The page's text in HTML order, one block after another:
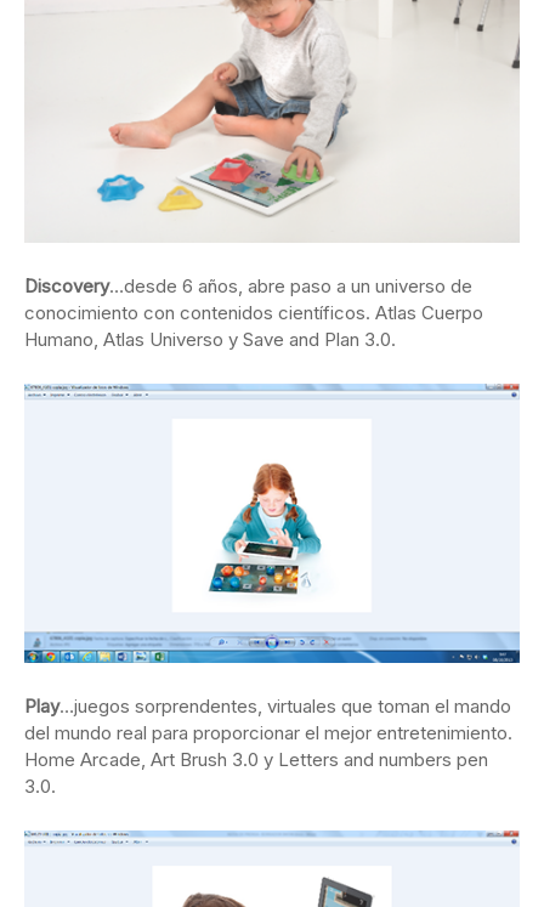
Discovery…desde 6 años, abre paso a un universo de
conocimiento con contenidos científicos. Atlas Cuerpo
Humano, Atlas Universo y Save and Plan 3.0.
Play…juegos sorprendentes, virtuales que toman el mando
del mundo real para proporcionar el mejor entretenimiento.
Home Arcade, Art Brush 3.0 y Letters and numbers pen
3.0.